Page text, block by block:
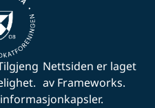
Nettsiden er laget
av Frameworks.